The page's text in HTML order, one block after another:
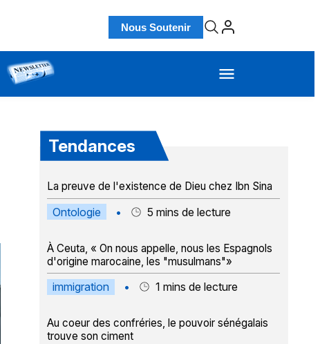
Nous Soutenir
Tendances
La preuve de l'existence de Dieu chez Ibn Sina
Ontologie • 5 mins de lecture
À Ceuta, « On nous appelle, nous les Espagnols
d'origine marocaine, les "musulmans"»
immigration • 1 mins de lecture
Au coeur des confréries, le pouvoir sénégalais
trouve son ciment